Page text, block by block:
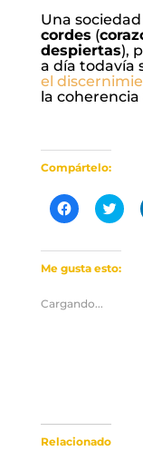
Una
cordes (
despiertas),
a día todavía
el
la coherencia
Compártelo:
Haz
clic
en
Facebook
(Se
en
una
Haz
clic
en
(Se
Me gusta esto:
Cargando...
Relacionado